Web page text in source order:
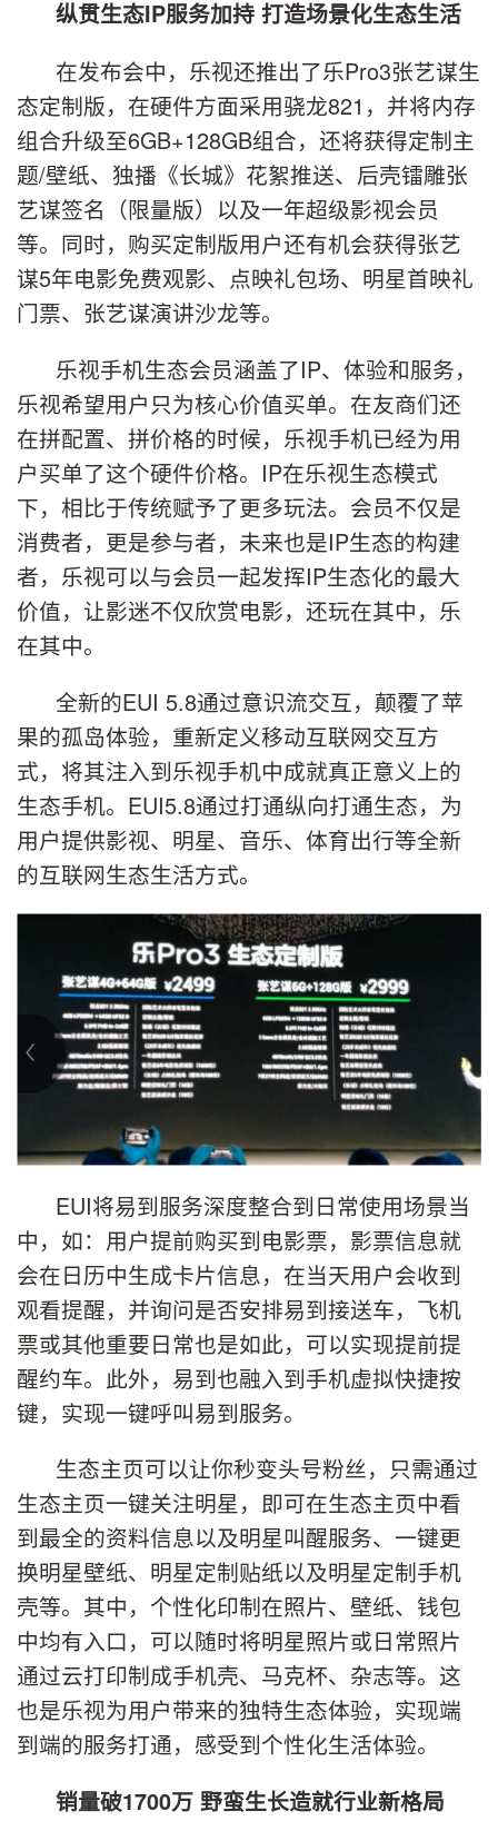
纵贯生态IP服务加持 打造场景化生态生活
在发布会中，乐视还推出了乐Pro3张艺谋生
态定制版，在硬件方面采用骁龙821，并将内存
组合升级至6GB+128GB组合，还将获得定制主
题/壁纸、独播《长城》花絮推送、后壳镭雕张
艺谋签名（限量版）以及一年超级影视会员
等。同时，购买定制版用户还有机会获得张艺
谋5年电影免费观影、点映礼包场、明星首映礼
门票、张艺谋演讲沙龙等。
乐视手机生态会员涵盖了IP、体验和服务，
乐视希望用户只为核心价值买单。在友商们还
在拼配置、拼价格的时候，乐视手机已经为用
户买单了这个硬件价格。IP在乐视生态模式
下，相比于传统赋予了更多玩法。会员不仅是
消费者，更是参与者，未来也是IP生态的构建
者，乐视可以与会员一起发挥IP生态化的最大
价值，让影迷不仅欣赏电影，还玩在其中，乐
在其中。
全新的EUI 5.8通过意识流交互，颠覆了苹
果的孤岛体验，重新定义移动互联网交互方
式，将其注入到乐视手机中成就真正意义上的
生态手机。EUI5.8通过打通纵向打通生态，为
用户提供影视、明星、音乐、体育出行等全新
的互联网生态生活方式。
EUI将易到服务深度整合到日常使用场景当
中，如：用户提前购买到电影票，影票信息就
会在日历中生成卡片信息，在当天用户会收到
观看提醒，并询问是否安排易到接送车，飞机
票或其他重要日常也是如此，可以实现提前提
醒约车。此外，易到也融入到手机虚拟快捷按
键，实现一键呼叫易到服务。
生态主页可以让你秒变头号粉丝，只需通过
生态主页一键关注明星，即可在生态主页中看
到最全的资料信息以及明星叫醒服务、一键更
换明星壁纸、明星定制贴纸以及明星定制手机
壳等。其中，个性化印制在照片、壁纸、钱包
中均有入口，可以随时将明星照片或日常照片
通过云打印制成手机壳、马克杯、杂志等。这
也是乐视为用户带来的独特生态体验，实现端
到端的服务打通，感受到个性化生活体验。
销量破1700万 野蛮生长造就行业新格局